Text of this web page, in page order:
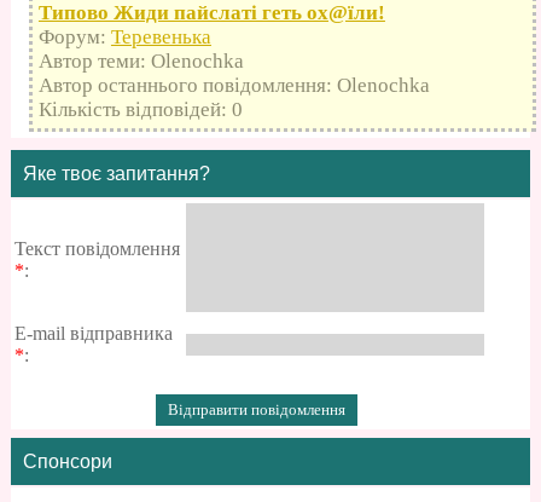
Типово Жиди пайслаті геть оx@їли!
Форум: Теревенька
Автор теми: Olenochka
Автор останнього повідомлення: Olenochka
Кількість відповідей: 0
Яке твоє запитання?
Текст повідомлення
*:
E-mail відправника
*:
Спонсори